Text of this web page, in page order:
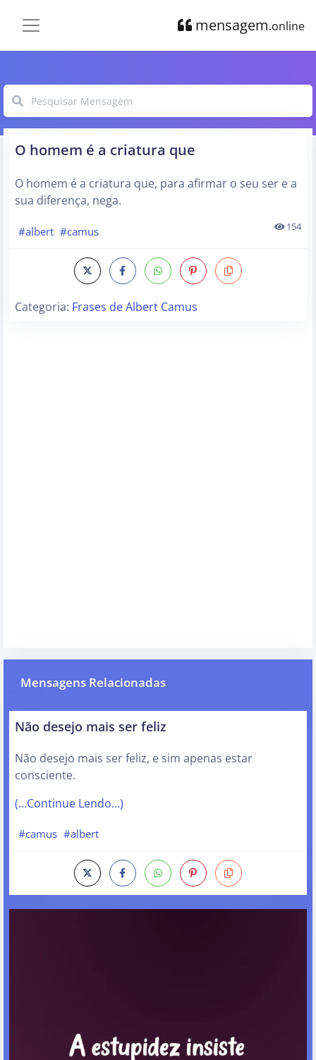
mensagem.online
O homem é a criatura que
O homem é a criatura que, para afirmar o seu ser e a
sua diferença, nega.
#albert #camus 154
Categoria: Frases de Albert Camus
Mensagens Relacionadas
Não desejo mais ser feliz
Não desejo mais ser feliz, e sim apenas estar
consciente.
(…Continue Lendo…)
#camus #albert